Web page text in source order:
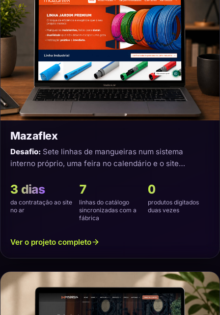
Mazaflex
Desafio: Sete linhas de mangueiras num sistema
interno próprio, uma feira no calendário e o site
3 dias
da contratação ao site
no ar
7
linhas do catálogo
sincronizadas com a
fábrica
0
produtos digitados
duas vezes
Ver o projeto completo